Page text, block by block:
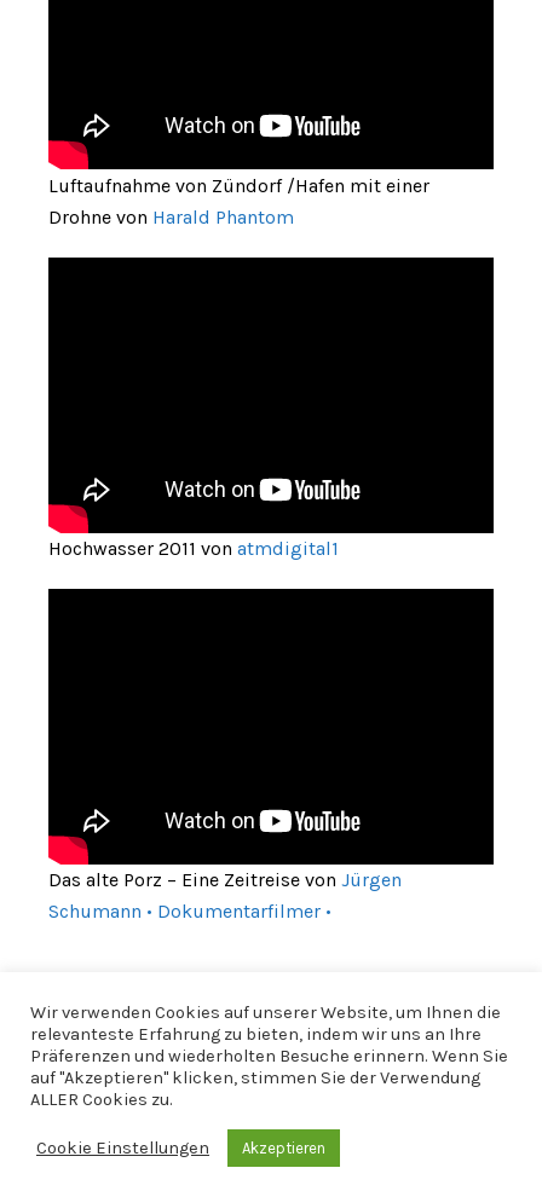
Luftaufnahme von Zündorf /Hafen mit einer
Drohne von Harald Phantom
Hochwasser 2011 von atmdigital1
Das alte Porz – Eine Zeitreise von Jürgen
Schumann • Dokumentarfilmer •
Impressum|Datenschutzerklärung
Wir verwenden Cookies auf unserer Website, um Ihnen die
relevanteste Erfahrung zu bieten, indem wir uns an Ihre
Präferenzen und wiederholten Besuche erinnern. Wenn Sie
auf "Akzeptieren" klicken, stimmen Sie der Verwendung
ALLER Cookies zu.
Cookie Einstellungen Akzeptieren